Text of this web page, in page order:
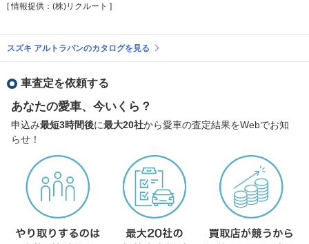
[ 情報提供：(株)リクルート ]
スズキ アルトラパンのカタログを見る
車査定を依頼する
あなたの愛車、今いくら？
申込み最短3時間後に最大20社から愛車の査定結果をWebでお知
らせ！